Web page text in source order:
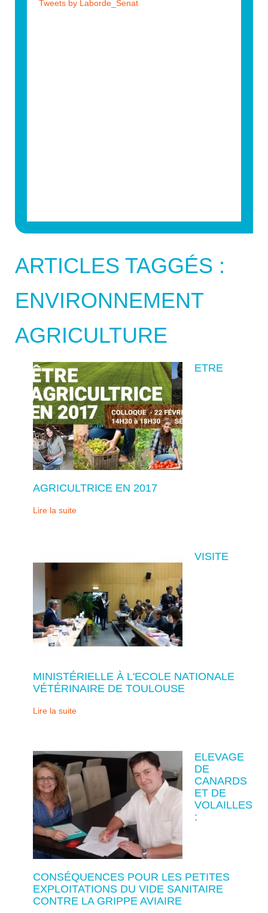
ARTICLES TAGGÉS :
ENVIRONNEMENT
AGRICULTURE
ETRE
AGRICULTRICE EN 2017
Lire la suite
VISITE
MINISTÉRIELLE À L'ECOLE NATIONALE
VÉTÉRINAIRE DE TOULOUSE
Lire la suite
ELEVAGE
DE
CANARDS
ET DE
VOLAILLES
:
CONSÉQUENCES POUR LES PETITES
EXPLOITATIONS DU VIDE SANITAIRE
CONTRE LA GRIPPE AVIAIRE
Tweets by Laborde_Senat